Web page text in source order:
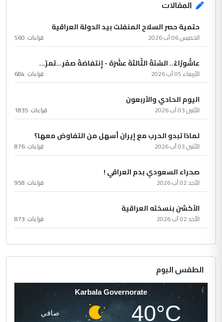
المقالات
حتمية حصر السلاح المنفلت بيد الدولة العراقية
الخميس 06 آب 2026 قراءات :560
عاشُورْاءُ.. السّنَةُ الثّالثةَ عشَرَة - إِنتفاضةُ صفَر…تمرّ...
الأربعاء 05 آب 2026 قراءات :684
اليوم الحادي والأربعون
الأثنين 03 آب 2026 قراءات :1835
لماذا تبدو الحرب مع إيران أسهل من التفاوض معها؟
الأثنين 03 آب 2026 قراءات :876
صحراء السعودي بدم العراقي !
الأحد 02 آب 2026 قراءات :958
الأكشن بنسخته العراقية
الأحد 02 آب 2026 قراءات :873
الطقس اليوم
Karbala Governorate
40°C صافي